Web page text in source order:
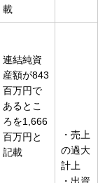
載
連結純資
産額が843
百万円で
あるとこ
ろを1,666
百万円と
記載
・売上
の過大
計上